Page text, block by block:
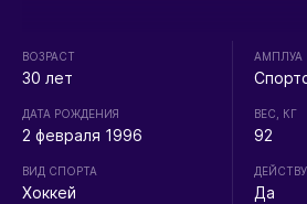
ВОЗРАСТ
30 лет
ДАТА РОЖДЕНИЯ
2 февраля 1996
ВИД СПОРТА
Хоккей
АМПЛУА
ВЕС, КГ
92
Да